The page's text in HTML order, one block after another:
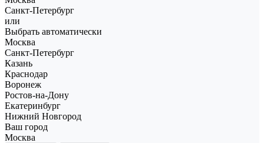
Санкт-Петербург
или
Выбрать автоматически
Москва
Санкт-Петербург
Казань
Краснодар
Воронеж
Ростов-на-Дону
Екатеринбург
Нижний Новгород
Ваш город
Москва